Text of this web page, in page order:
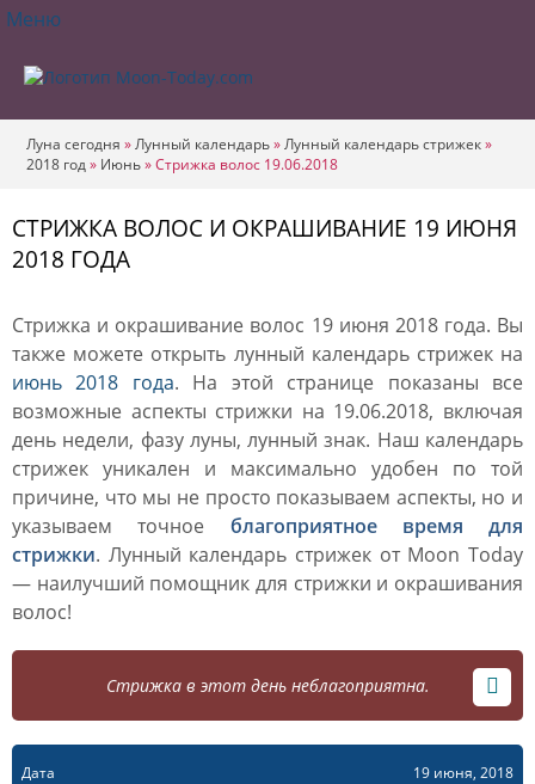
Меню
Луна сегодня »Лунный календарь»Лунный календарь стрижек»
2018 год» Июнь»Стрижка волос 19.06.2018
СТРИЖКА ВОЛОС И ОКРАШИВАНИЕ 19 ИЮНЯ
2018 ГОДА
Стрижка и окрашивание волос 19 июня 2018 года. Вы
также можете открыть лунный календарь стрижек на
июнь 2018 года. На этой странице показаны все
возможные аспекты стрижки на 19.06.2018, включая
день недели, фазу луны, лунный знак. Наш календарь
стрижек уникален и максимально удобен по той
причине, что мы не просто показываем аспекты, но и
указываем точное благоприятное время для
стрижки. Лунный календарь стрижек от Moon Today
— наилучший помощник для стрижки и окрашивания
волос!
Стрижка в этот день неблагоприятна.
Дата
19 июня, 2018